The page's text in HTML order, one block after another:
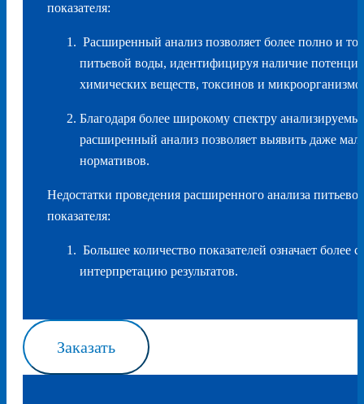
показателя:
Расширенный анализ позволяет более полно и
питьевой воды, идентифицируя наличие
химических веществ, токсинов и
Благодаря более широкому спектру
расширенный анализ позволяет выявить даже
нормативов.
Недостатки проведения расширенного анализа
показателя:
Большее количество показателей означает более
интерпретацию результатов.
Заказать